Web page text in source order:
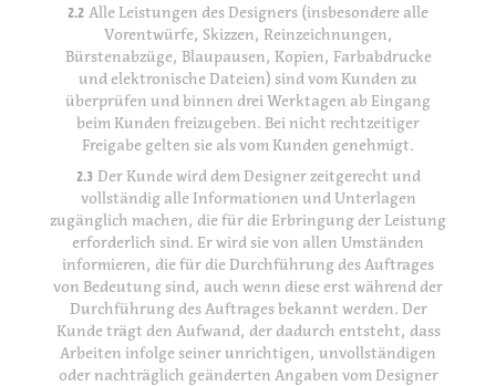
2.2 Alle Leistungen des Designers (insbesondere alle
Vorentwürfe, Skizzen, Reinzeichnungen,
Bürstenabzüge, Blaupausen, Kopien, Farbabdrucke
und elektronische Dateien) sind vom Kunden zu
überprüfen und binnen drei Werktagen ab Eingang
beim Kunden freizugeben. Bei nicht rechtzeitiger
Freigabe gelten sie als vom Kunden genehmigt.
2.3 Der Kunde wird dem Designer zeitgerecht und
vollständig alle Informationen und Unterlagen
zugänglich machen, die für die Erbringung der Leistung
erforderlich sind. Er wird sie von allen Umständen
informieren, die für die Durchführung des Auftrages
von Bedeutung sind, auch wenn diese erst während der
Durchführung des Auftrages bekannt werden. Der
Kunde trägt den Aufwand, der dadurch entsteht, dass
Arbeiten infolge seiner unrichtigen, unvollständigen
oder nachträglich geänderten Angaben vom Designer